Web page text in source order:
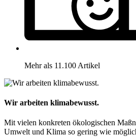
Mehr als 11.100 Artikel
Wir arbeiten klimabewusst.
Mit vielen konkreten ökologischen
Umwelt und Klima so gering wie